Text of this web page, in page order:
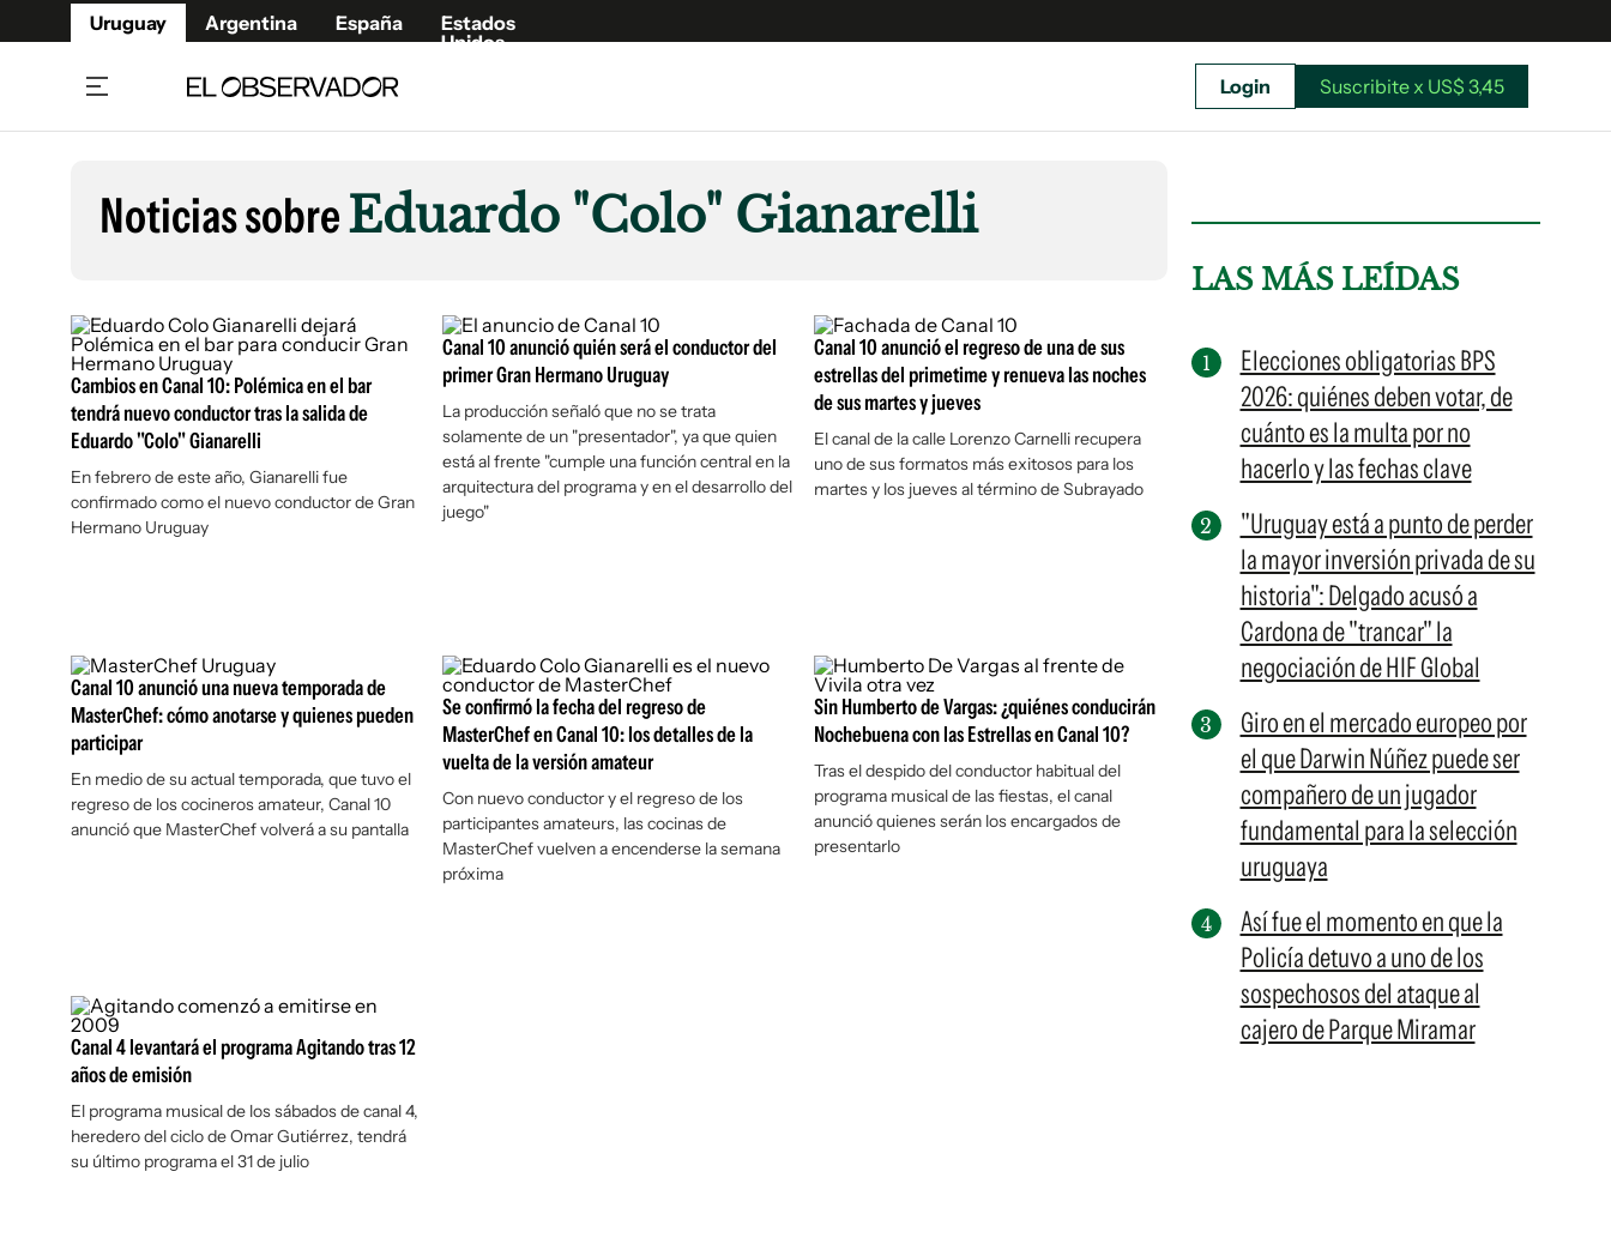
Uruguay Argentina España
Estados
Unidos
Beneficios Member
Café y Negocios
Economía y Empresas
Agro
Brand Studio
Mundo
Cultura y Espectáculos
Fúnebres
Publicaciones
Newsletters
Argentina
España
Estados Unidos
Suscribite x US$ 3,45
Login Suscribite x US$ 3,45
Noticias sobreEduardo "Colo" Gianarelli
Cambios en Canal 10: Polémica en el bar
tendrá nuevo conductor tras la salida de
Eduardo "Colo" Gianarelli
En febrero de este año, Gianarelli fue
confirmado como el nuevo conductor de Gran
Hermano Uruguay
Canal 10 anunció quién será el conductor del
primer Gran Hermano Uruguay
La producción señaló que no se trata
solamente de un "presentador", ya que quien
está al frente "cumple una función central en la
arquitectura del programa y en el desarrollo del
juego"
Canal 10 anunció el regreso de una de sus
estrellas del primetime y renueva las noches
de sus martes y jueves
El canal de la calle Lorenzo Carnelli recupera
uno de sus formatos más exitosos para los
martes y los jueves al término de Subrayado
Canal 10 anunció una nueva temporada de
MasterChef: cómo anotarse y quienes pueden
participar
En medio de su actual temporada, que tuvo el
regreso de los cocineros amateur, Canal 10
anunció que MasterChef volverá a su pantalla
Se confirmó la fecha del regreso de
MasterChef en Canal 10: los detalles de la
vuelta de la versión amateur
Con nuevo conductor y el regreso de los
participantes amateurs, las cocinas de
MasterChef vuelven a encenderse la semana
próxima
Sin Humberto de Vargas: ¿quiénes conducirán
Nochebuena con las Estrellas en Canal 10?
Tras el despido del conductor habitual del
programa musical de las fiestas, el canal
anunció quienes serán los encargados de
presentarlo
Canal 4 levantará el programa Agitando tras 12
años de emisión
El programa musical de los sábados de canal 4,
heredero del ciclo de Omar Gutiérrez, tendrá
su último programa el 31 de julio
LAS MÁS LEÍDAS
Elecciones obligatorias BPS
2026: quiénes deben votar, de
cuánto es la multa por no
hacerlo y las fechas clave
"Uruguay está a punto de perder
la mayor inversión privada de su
historia": Delgado acusó a
Cardona de "trancar" la
negociación de HIF Global
Giro en el mercado europeo por
el que Darwin Núñez puede ser
compañero de un jugador
fundamental para la selección
uruguaya
Así fue el momento en que la
Policía detuvo a uno de los
sospechosos del ataque al
cajero de Parque Miramar